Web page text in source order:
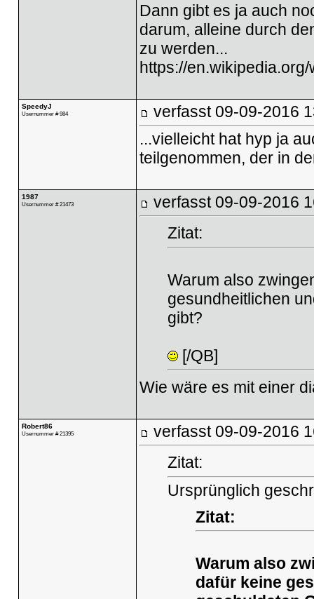
Dann gibt es ja auch
darum, alleine durch
zu werden...
https://
SpeedyJ
Usernummer # 984 verfasst 09-09-2016
...vielleicht hat hyp ja
teilgenommen, der in
1987
Usernummer # 21473 verfasst 09-09-2016
Zitat:
Warum also
gesundheitlichen
gibt?
[/QB]
Wie wäre es mit einer
Robert86
Usernummer # 21395 verfasst 09-09-2016
Zitat:
Ursprünglich
Zitat:
Warum also
dafür keine